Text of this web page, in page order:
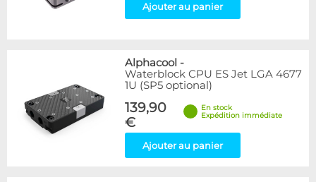
Ajouter au panier
Alphacool -
Waterblock CPU ES Jet LGA 4677
1U (SP5 optional)
139,90
€
En stock
Expédition immédiate
Ajouter au panier